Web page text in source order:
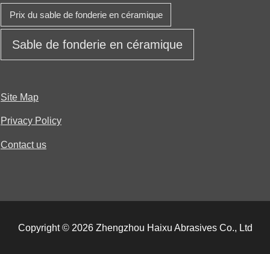
Prix ​​du sable de fonderie en céramique
Sable de fonderie en céramique
Site Map
Privacy Policy
Contact us
Copyright © 2026 Zhengzhou Haixu Abrasives Co., Ltd